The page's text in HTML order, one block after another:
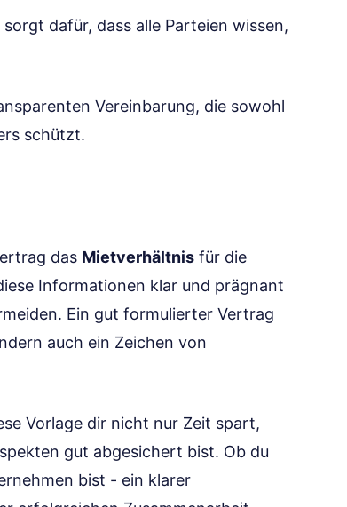
dafür, dass alle Parteien wissen,
Vereinbarung, die sowohl
schützt.
das Mietverhältnis für die
Informationen klar und prägnant
Ein gut formulierter Vertrag
auch ein Zeichen von
Vorlage dir nicht nur Zeit spart,
gut abgesichert bist. Ob du
bist - ein klarer